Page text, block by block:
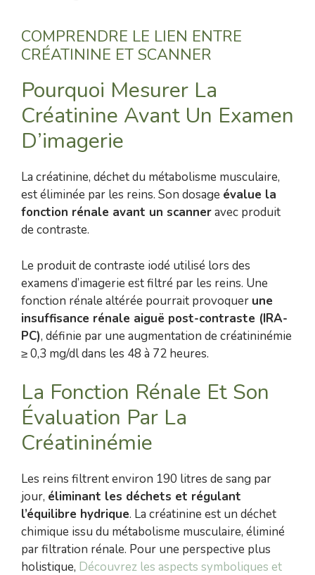
COMPRENDRE LE LIEN ENTRE
CRÉATININE ET SCANNER
Pourquoi Mesurer La
Créatinine Avant Un Examen
D’imagerie
La créatinine, déchet du métabolisme musculaire,
est éliminée par les reins. Son dosage évalue la
fonction rénale avant un scanneravec produit
de contraste.
Le produit de contraste iodé utilisé lors des
examens d’imagerie est filtré par les reins. Une
fonction rénale altérée pourrait provoquer une
insuffisance rénale aiguë post-contraste (IRA-
PC), définie par une augmentation de créatininémie
≥ 0,3 mg/dl dans les 48 à 72 heures.
La Fonction Rénale Et Son
Évaluation Par La
Créatininémie
Les reins filtrent environ 190 litres de sang par
jour, éliminant les déchets et régulant
l’équilibre hydrique. La créatinine est un déchet
chimique issu du métabolisme musculaire, éliminé
par filtration rénale. Pour une perspective plus
holistique, Découvrez les aspects symboliques et